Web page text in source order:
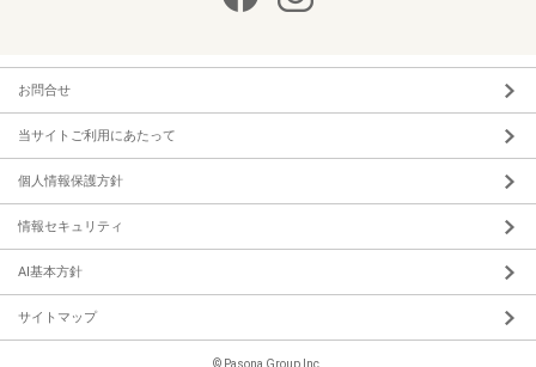
お問合せ
当サイトご利用にあたって
個人情報保護方針
情報セキュリティ
AI基本方針
サイトマップ
© Pasona Group Inc.